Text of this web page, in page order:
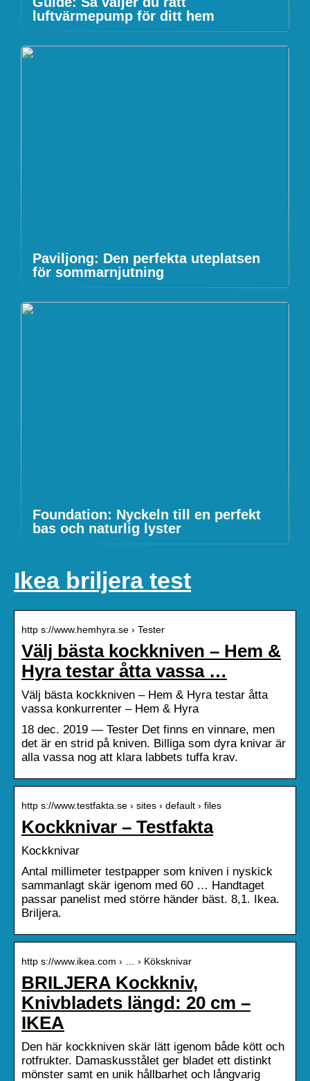
luftvärmepump för ditt hem
Paviljong: Den perfekta uteplatsen
för sommarnjutning
Foundation: Nyckeln till en perfekt
bas och naturlig lyster
Ikea briljera test
http s://www.hemhyra.se › Tester
Välj bästa kockkniven – Hem &
Hyra testar åtta vassa …
Välj bästa kockkniven – Hem & Hyra testar åtta
vassa konkurrenter – Hem & Hyra
18 dec. 2019 — Tester Det finns en vinnare, men
det är en strid på kniven. Billiga som dyra knivar är
alla vassa nog att klara labbets tuffa krav.
http s://www.testfakta.se › sites › default › files
Kockknivar – Testfakta
Kockknivar
Antal millimeter testpapper som kniven i nyskick
sammanlagt skär igenom med 60 … Handtaget
passar panelist med större händer bäst. 8,1. Ikea.
Briljera.
http s://www.ikea.com › … › Köksknivar
BRILJERA Kockkniv,
Knivbladets längd: 20 cm –
IKEA
Den här kockkniven skär lätt igenom både kött och
rotfrukter. Damaskusstålet ger bladet ett distinkt
mönster samt en unik hållbarhet och långvarig